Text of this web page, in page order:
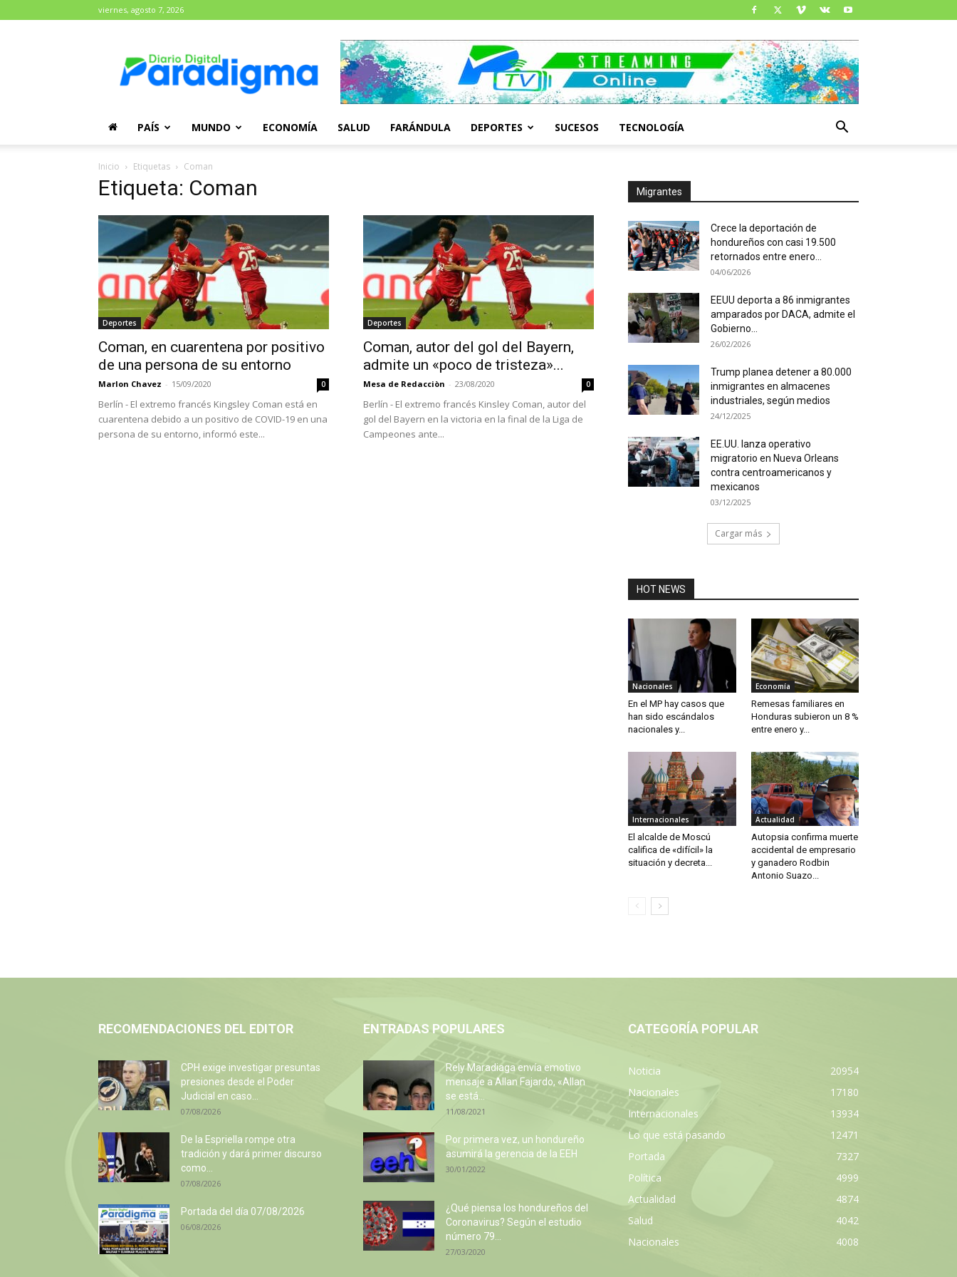
viernes, agosto 7, 2026
Paradigma
PAÍS MUNDO ECONOMÍA SALUD FARÁNDULA DEPORTES SUCESOS TECNOLOGÍA
Inicio Etiquetas Coman
Etiqueta: Coman
Deportes
Coman, en cuarentena por positivo
de una persona de su entorno
Marlon Chavez - 15/09/2020 0
Berlín - El extremo francés Kingsley Coman está en
cuarentena debido a un positivo de COVID-19 en una
persona de su entorno, informó este...
Deportes
Coman, autor del gol del Bayern,
admite un «poco de tristeza»...
Mesa de Redacciòn - 23/08/2020 0
Berlín - El extremo francés Kinsley Coman, autor del
gol del Bayern en la victoria en la final de la Liga de
Campeones ante...
Migrantes
Crece la deportación de
hondureños con casi 19.500
retornados entre enero...
04/06/2026
EEUU deporta a 86 inmigrantes
amparados por DACA, admite el
Gobierno...
26/02/2026
Trump planea detener a 80.000
inmigrantes en almacenes
industriales, según medios
24/12/2025
EE.UU. lanza operativo
migratorio en Nueva Orleans
contra centroamericanos y
mexicanos
03/12/2025
Cargar más
HOT NEWS
Nacionales
En el MP hay casos que
han sido escándalos
nacionales y...
Economía
Remesas familiares en
Honduras subieron un 8 %
entre enero y...
Internacionales
El alcalde de Moscú
califica de «difícil» la
situación y decreta...
Actualidad
Autopsia confirma muerte
accidental de empresario
y ganadero Rodbin
Antonio Suazo...
RECOMENDACIONES DEL EDITOR
CPH exige investigar presuntas
presiones desde el Poder
Judicial en caso...
07/08/2026
De la Espriella rompe otra
tradición y dará primer discurso
como...
07/08/2026
Portada del día 07/08/2026
06/08/2026
ENTRADAS POPULARES
Rely Maradiaga envía emotivo
mensaje a Allan Fajardo, «Allan
se está...
11/08/2021
Por primera vez, un hondureño
asumirá la gerencia de la EEH
30/01/2022
¿Qué piensa los hondureños del
Coronavirus? Según el estudio
número 79...
27/03/2020
CATEGORÍA POPULAR
Noticia
20954
Nacionales
17180
Internacionales
13934
Lo que está pasando
12471
Portada
7327
Política
4999
Actualidad
4874
Salud
4042
Nacionales
4008